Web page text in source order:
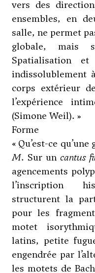
vers des
ensembles, en
salle, ne permet
globale, mais
Spatialisation et
indissolublement
corps extérieur
l’expérience
(Simone Weil). »
Forme
« Qu’est-ce
M. Sur un cantus
agencements
l’inscription
structurent la
pour les
motet
latins, petite
engendrée par
les motets de